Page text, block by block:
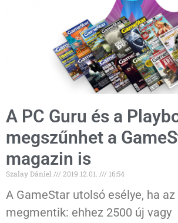
A PC Guru és a
megszűnhet a
magazin is
Szalay Dániel 2019.12.01. 16:54
A GameStar utolsó esélye, ha
megmentik: ehhez 2500 új vagy